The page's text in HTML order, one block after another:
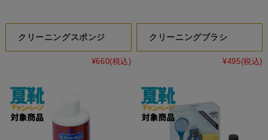
クリーニングスポンジ
¥660(税込)
クリーニングブラシ
¥495(税込)